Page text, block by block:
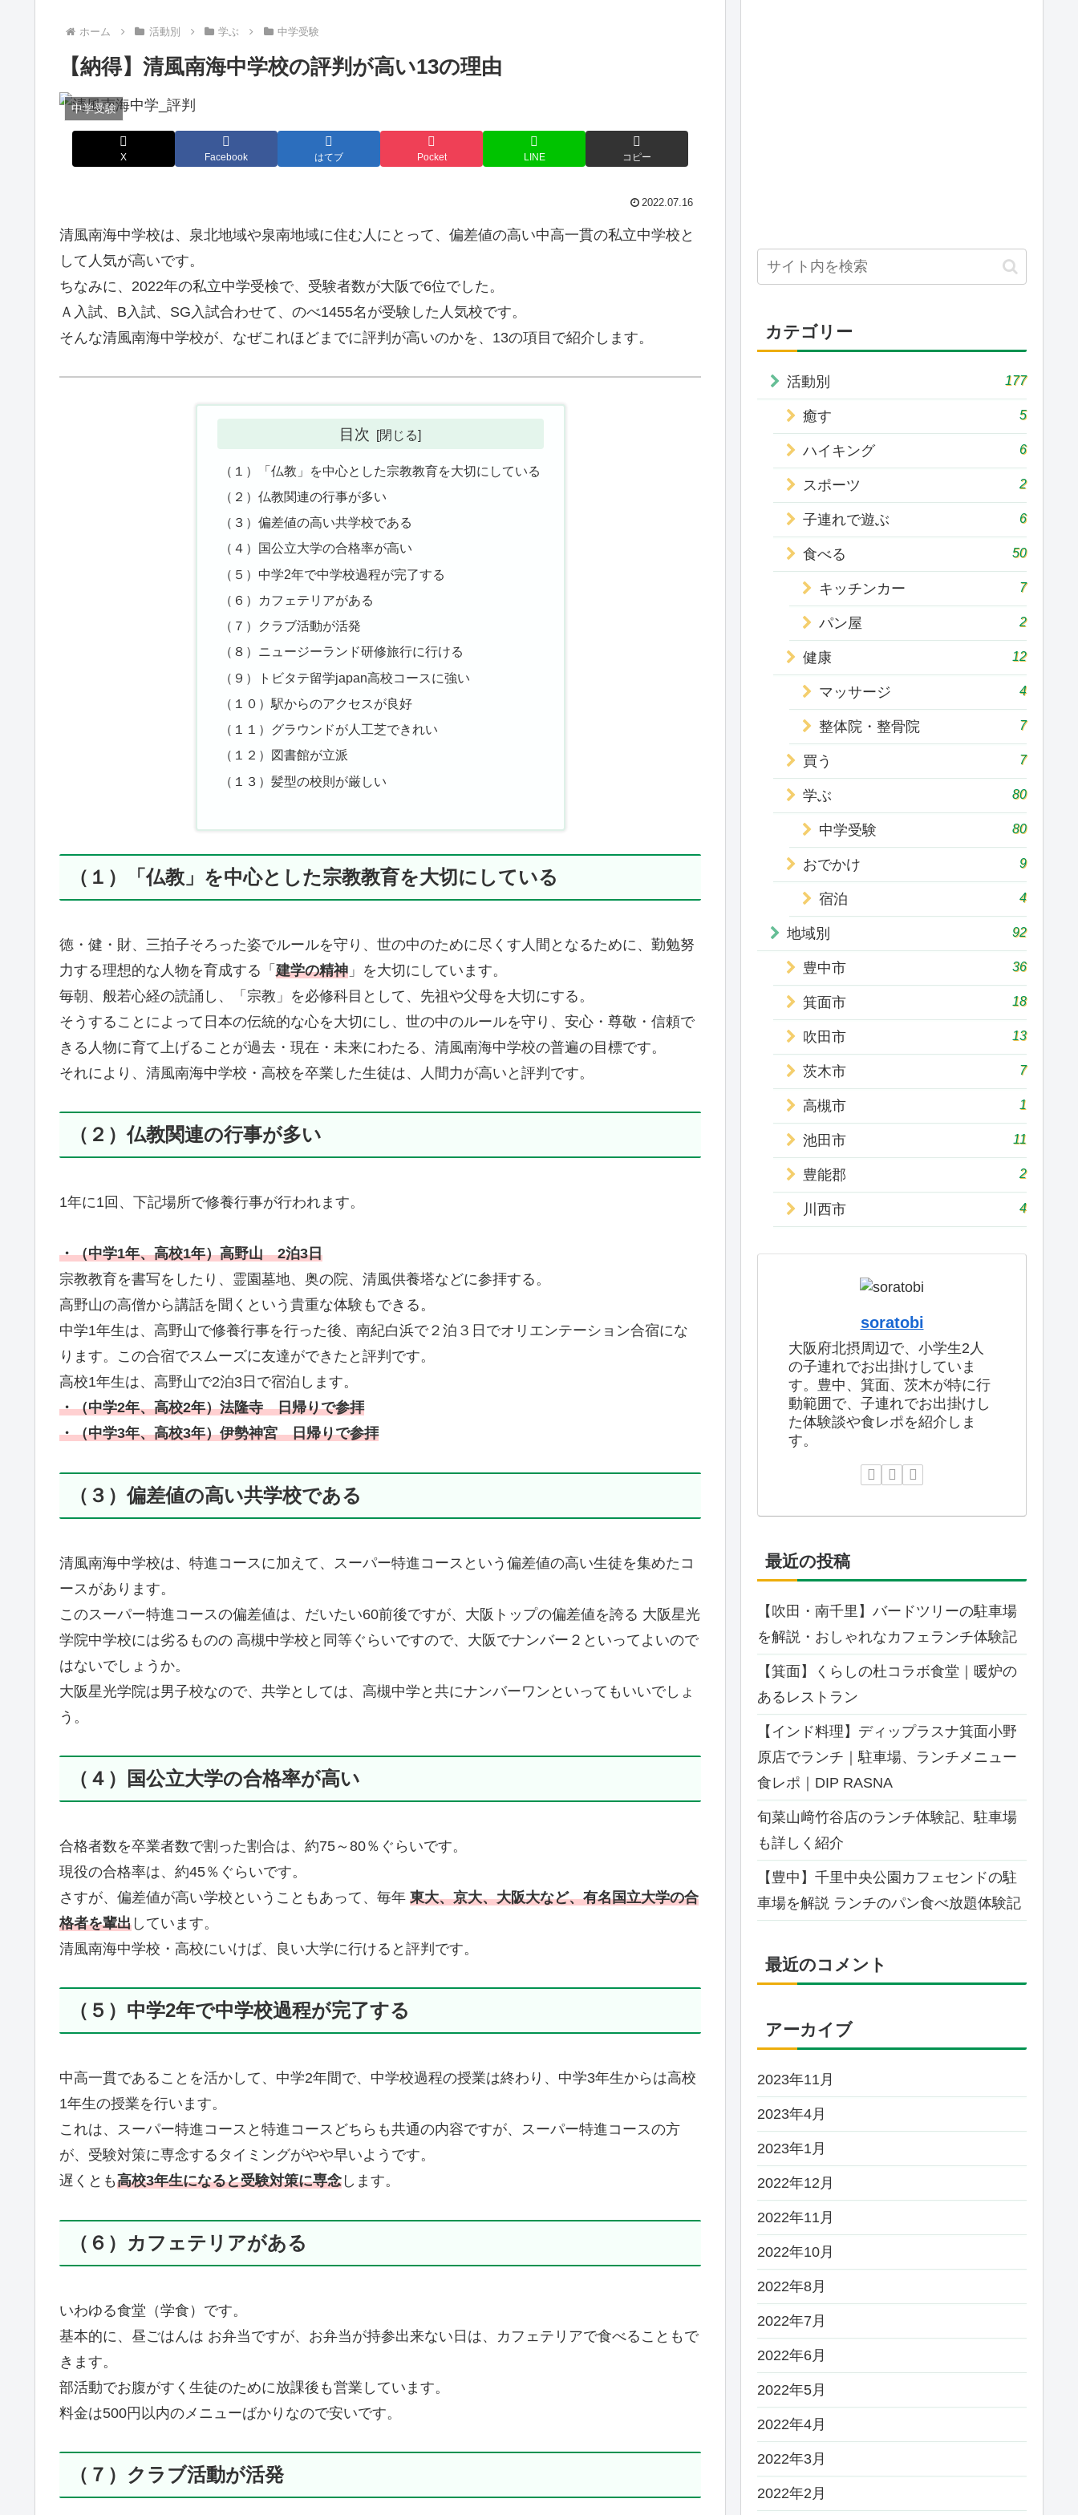
ホーム 活動別 学ぶ 中学受験
【納得】清風南海中学校の評判が高い13の理由
中学受験
X Facebook はてブ Pocket LINE コピー
2022.07.16
清風南海中学校は、泉北地域や泉南地域に住む人にとって、偏差値の高い中高一貫の私立中学校と
して人気が高いです。
ちなみに、2022年の私立中学受検で、受験者数が大阪で6位でした。
Ａ入試、B入試、SG入試合わせて、のべ1455名が受験した人気校です。
そんな清風南海中学校が、なぜこれほどまでに評判が高いのかを、13の項目で紹介します。
目次
（１）「仏教」を中心とした宗教教育を大切にしている
（２）仏教関連の行事が多い
（３）偏差値の高い共学校である
（４）国公立大学の合格率が高い
（５）中学2年で中学校過程が完了する
（６）カフェテリアがある
（７）クラブ活動が活発
（８）ニュージーランド研修旅行に行ける
（９）トビタテ留学japan高校コースに強い
（１０）駅からのアクセスが良好
（１１）グラウンドが人工芝できれい
（１２）図書館が立派
（１３）髪型の校則が厳しい
（１）「仏教」を中心とした宗教教育を大切にしている
徳・健・財、三拍子そろった姿でルールを守り、世の中のために尽くす人間となるために、勤勉努
力する理想的な人物を育成する「 建学の精神 」を大切にしています。
毎朝、般若心経の読誦し、「宗教」を必修科目として、先祖や父母を大切にする。
そうすることによって日本の伝統的な心を大切にし、世の中のルールを守り、安心・尊敬・信頼で
きる人物に育て上げることが過去・現在・未来にわたる、清風南海中学校の普遍の目標です。
それにより、清風南海中学校・高校を卒業した生徒は、人間力が高いと評判です。
（２）仏教関連の行事が多い
1年に1回、下記場所で修養行事が行われます。
・（中学1年、高校1年）高野山 2泊3日
宗教教育を書写をしたり、霊園墓地、奥の院、清風供養塔などに参拝する。
高野山の高僧から講話を聞くという貴重な体験もできる。
中学1年生は、高野山で修養行事を行った後、南紀白浜で２泊３日でオリエンテーション合宿にな
ります。この合宿でスムーズに友達ができたと評判です。
高校1年生は、高野山で2泊3日で宿泊します。
・（中学2年、高校2年）法隆寺 日帰りで参拝
・（中学3年、高校3年）伊勢神宮 日帰りで参拝
（３）偏差値の高い共学校である
清風南海中学校は、特進コースに加えて、スーパー特進コースという偏差値の高い生徒を集めたコ
ースがあります。
このスーパー特進コースの偏差値は、だいたい60前後ですが、大阪トップの偏差値を誇る 大阪星光
学院中学校には劣るものの 高槻中学校と同等ぐらいですので、大阪でナンバー２といってよいので
はないでしょうか。
大阪星光学院は男子校なので、共学としては、高槻中学と共にナンバーワンといってもいいでしょ
う。
（４）国公立大学の合格率が高い
合格者数を卒業者数で割った割合は、約75～80％ぐらいです。
現役の合格率は、約45％ぐらいです。
さすが、偏差値が高い学校ということもあって、毎年 東大、京大、大阪大など、有名国立大学の合
格者を輩出 しています。
清風南海中学校・高校にいけば、良い大学に行けると評判です。
（５）中学2年で中学校過程が完了する
中高一貫であることを活かして、中学2年間で、中学校過程の授業は終わり、中学3年生からは高校
1年生の授業を行います。
これは、スーパー特進コースと特進コースどちらも共通の内容ですが、スーパー特進コースの方
が、受験対策に専念するタイミングがやや早いようです。
遅くとも高校3年生になると受験対策に専念 します。
（６）カフェテリアがある
いわゆる食堂（学食）です。
基本的に、昼ごはんは お弁当ですが、お弁当が持参出来ない日は、カフェテリアで食べることもで
きます。
部活動でお腹がすく生徒のために放課後も営業しています。
料金は500円以内のメニューばかりなので安いです。
（７）クラブ活動が活発
カテゴリー
活動別 177
癒す 5
ハイキング 6
スポーツ 2
子連れで遊ぶ 6
食べる 50
キッチンカー 7
パン屋 2
健康 12
マッサージ 4
整体院・整骨院 7
買う 7
学ぶ 80
中学受験 80
おでかけ 9
宿泊 4
地域別 92
豊中市 36
箕面市 18
吹田市 13
茨木市 7
高槻市 1
池田市 11
豊能郡 2
川西市 4
soratobi
大阪府北摂周辺で、小学生2人
の子連れでお出掛けしていま
す。豊中、箕面、茨木が特に行
動範囲で、子連れでお出掛けし
た体験談や食レポを紹介しま
す。
最近の投稿
【吹田・南千里】バードツリーの駐車場
を解説・おしゃれなカフェランチ体験記
【箕面】くらしの杜コラボ食堂｜暖炉の
あるレストラン
【インド料理】ディップラスナ箕面小野
原店でランチ｜駐車場、ランチメニュー
食レポ｜DIP RASNA
旬菜山﨑竹谷店のランチ体験記、駐車場
も詳しく紹介
【豊中】千里中央公園カフェセンドの駐
車場を解説 ランチのパン食べ放題体験記
最近のコメント
アーカイブ
2023年11月
2023年4月
2023年1月
2022年12月
2022年11月
2022年10月
2022年8月
2022年7月
2022年6月
2022年5月
2022年4月
2022年3月
2022年2月